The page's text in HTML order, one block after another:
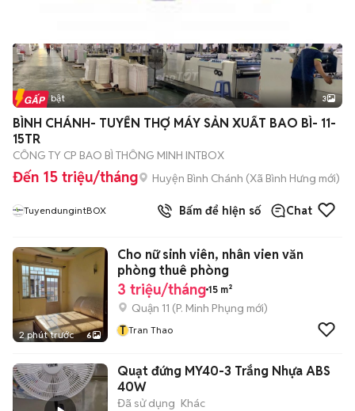
Tin nổi bật 3
BÌNH CHÁNH- TUYỂN THỢ MÁY SẢN XUẤT BAO BÌ- 11-
15TR
CÔNG TY CP BAO BÌ THÔNG MINH INTBOX
Đến 15 triệu/tháng Huyện Bình Chánh (Xã Bình Hưng mới)
TuyendungintBOX Bấm để hiện số Chat
2 phút trước 6
Cho nữ sinh viên, nhân vien văn
phòng thuê phòng
3 triệu/tháng 15 m²
Quận 11 (P. Minh Phụng mới)
T Tran Thao
Quạt đứng MY40-3 Trắng Nhựa ABS
40W
Đã sử dụng Khác